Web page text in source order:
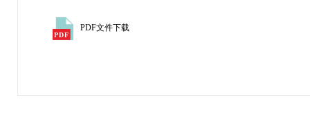
PDF文件下载